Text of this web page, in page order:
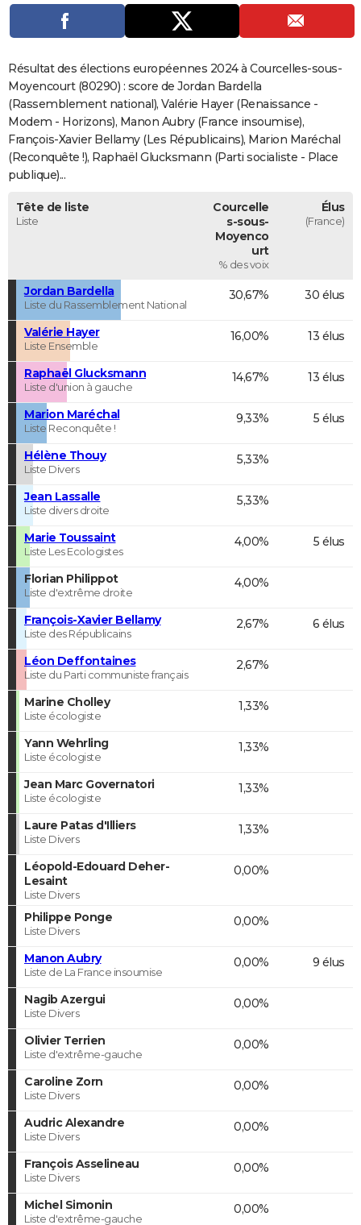
Se connecter
Entreprises
Service militaire
Avis de recherche
AVIS DE DÉCÈS
FORUM
Bricolage
Lifestyle
Culture
Sport
Auto
Television
Voyage
Cinema
Résultat des élections européennes 2024 à Courcelles-sous-
Moyencourt (80290) : score de Jordan Bardella
(Rassemblement national), Valérie Hayer (Renaissance -
Modem - Horizons), Manon Aubry (France insoumise),
François-Xavier Bellamy (Les Républicains), Marion Maréchal
(Reconquête !), Raphaël Glucksmann (Parti socialiste - Place
publique)...
Tête de liste
Liste
Courcelle
s-sous-
Moyenco
urt
% des voix
Élus
(France)
Jordan Bardella
Liste du Rassemblement National
30,67% 30 élus
Valérie Hayer
Liste Ensemble
16,00% 13 élus
Raphaël Glucksmann
Liste d'union à gauche
14,67% 13 élus
Marion Maréchal
Liste Reconquête !
9,33% 5 élus
Hélène Thouy
Liste Divers
5,33%
Jean Lassalle
Liste divers droite
5,33%
Marie Toussaint
Liste Les Ecologistes
4,00% 5 élus
Florian Philippot
Liste d'extrême droite
4,00%
François-Xavier Bellamy
Liste des Républicains
2,67% 6 élus
Léon Deffontaines
Liste du Parti communiste français
2,67%
Marine Cholley
Liste écologiste
1,33%
Yann Wehrling
Liste écologiste
1,33%
Jean Marc Governatori
Liste écologiste
1,33%
Laure Patas d'Illiers
Liste Divers
1,33%
Léopold-Edouard Deher-
Lesaint
Liste Divers
0,00%
Philippe Ponge
Liste Divers
0,00%
Manon Aubry
Liste de La France insoumise
0,00% 9 élus
Nagib Azergui
Liste Divers
0,00%
Olivier Terrien
Liste d'extrême-gauche
0,00%
Caroline Zorn
Liste Divers
0,00%
Audric Alexandre
Liste Divers
0,00%
François Asselineau
Liste Divers
0,00%
Michel Simonin
Liste d'extrême-gauche
0,00%